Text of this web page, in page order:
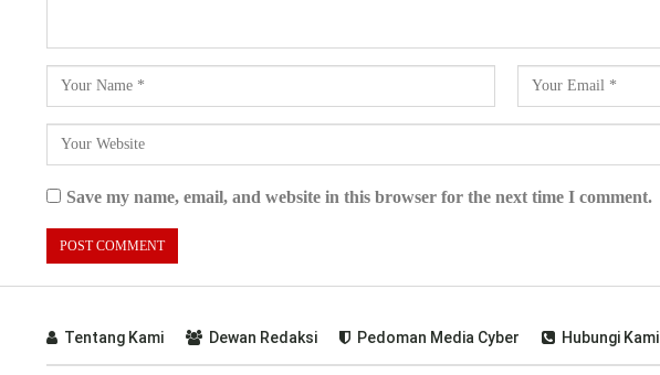
Save my name, email, and website in this browser for the next time I comment.
Tentang Kami Dewan Redaksi Pedoman Media Cyber Hubungi Kami